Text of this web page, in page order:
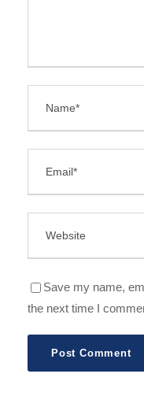
Save my name,
the next time I